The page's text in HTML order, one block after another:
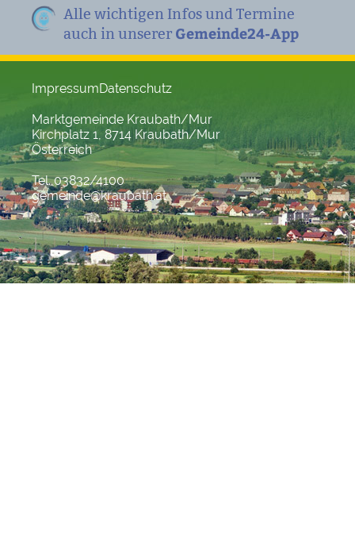
Alle wichtigen Infos und Termine
auch in unserer Gemeinde24-App
ImpressumDatenschutz
Marktgemeinde Kraubath/Mur
Kirchplatz 1, 8714 Kraubath/Mur
Österreich
Tel. 03832/4100
gemeinde@kraubath.at